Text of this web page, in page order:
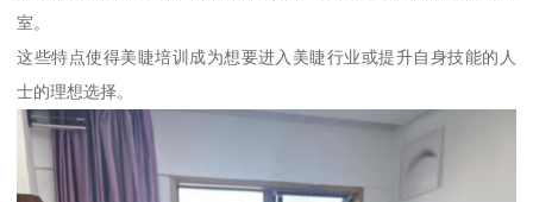
室。
这些特点使得美睫培训成为想要进入美睫行业或提升自身技能的人
士的理想选择。